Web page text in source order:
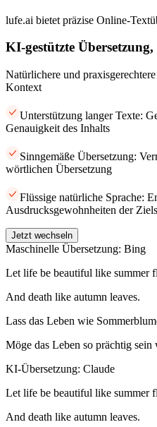
lufe.ai bietet präzise Online-
KI-gestützte
Natürlichere und
Kontext
Unterstützung langer Texte:
Genauigkeit des Inhalts
Sinngemäße Übersetzung:
wörtlichen Übersetzung
Flüssige natürliche Sprache:
Ausdrucksgewohnheiten der
Jetzt wechseln
Maschinelle Übersetzung: Bing
Let life be beautiful like summer
And death like autumn leaves.
Lass das Leben wie
Möge das Leben so prächtig
KI-Übersetzung: Claude
Let life be beautiful like summer
And death like autumn leaves.